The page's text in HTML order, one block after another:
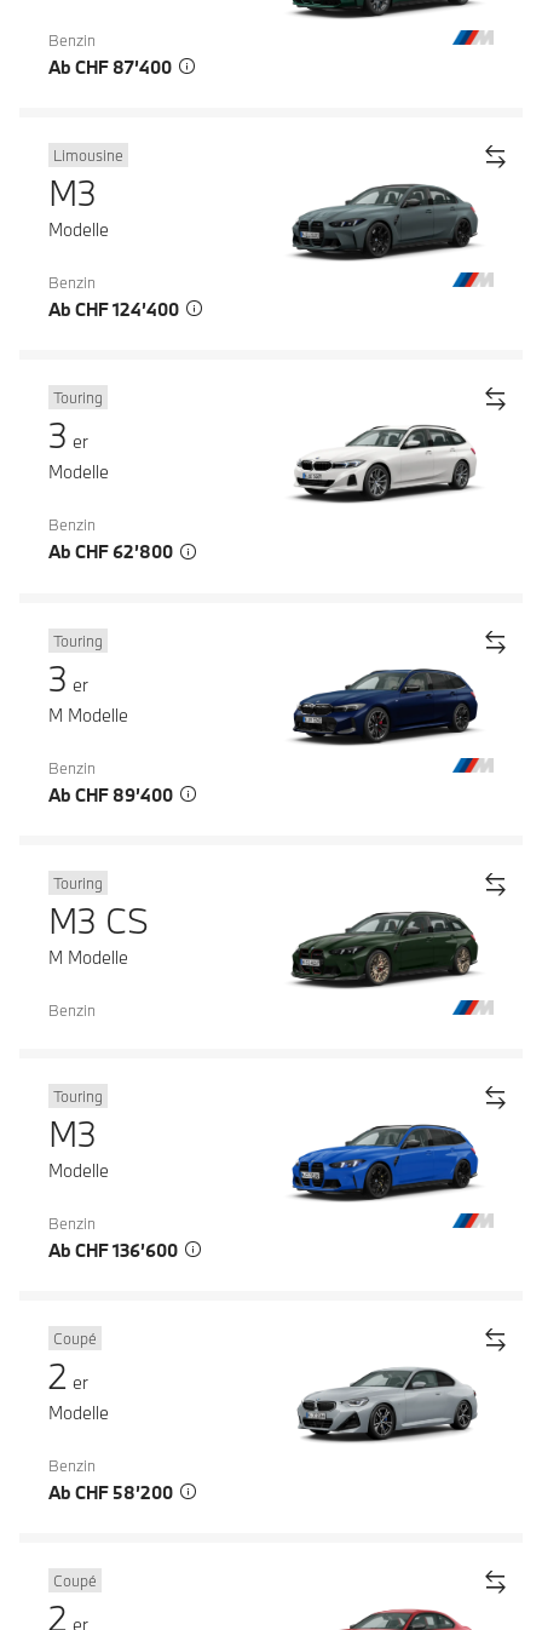
Benzin
Ab CHF 87’400
Limousine
M3
Modelle
Benzin
Ab CHF 124’400
Touring
3 er
Modelle
Benzin
Ab CHF 62’800
Touring
3 er
M Modelle
Benzin
Ab CHF 89’400
Touring
M3 CS
M Modelle
Benzin
Touring
M3
Modelle
Benzin
Ab CHF 136’600
Coupé
2 er
Modelle
Benzin
Ab CHF 58’200
Coupé
2 er